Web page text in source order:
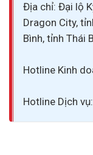
Địa chỉ: Đại lộ
Dragon City,
Bình, tỉnh Thái
Hotline Kinh
Hotline Dịch